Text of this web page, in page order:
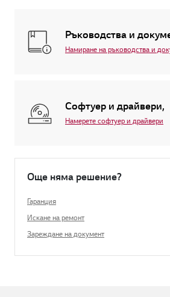
Ръководства и
Намиране на ръководства и
Софтуер и драйвери,
Намерете софтуер и драйвери
Още няма решение?
Гаранция
Искане на ремонт
Зареждане на документ